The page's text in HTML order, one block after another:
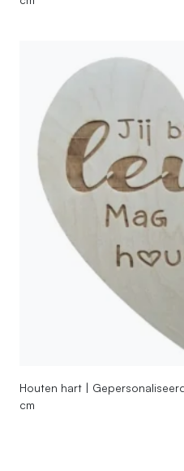
Houten hart |
cm